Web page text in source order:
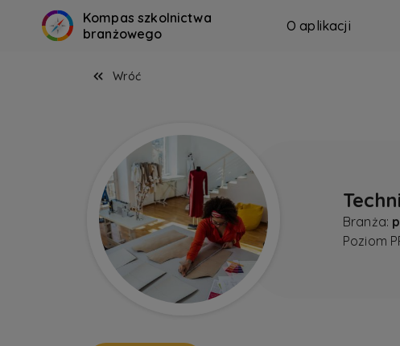
Kompas szkolnictwa
branżowego
O aplikacji
Wróć
Branża:
Poziom